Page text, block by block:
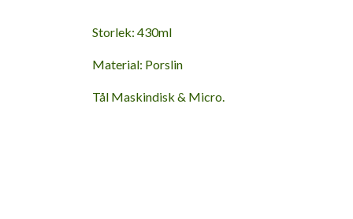
Storlek: 430ml
Material: Porslin
Tål Maskindisk & Micro.